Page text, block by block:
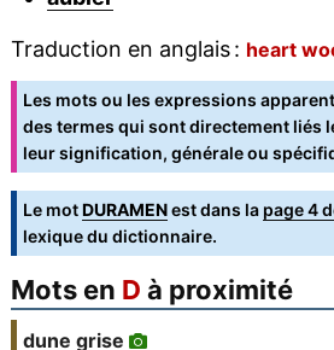
Traduction en anglais : heart
Les mots ou les expressions
des termes qui sont directement liés
leur signification, générale ou
Le motDURAMENest dans la page 4
lexique du dictionnaire.
Mots en D à proximité
dune grise